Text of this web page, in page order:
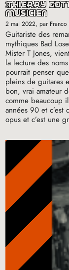
thierry
musicien
2 mai 2022, par
Guitariste des
mythiques Bad
Mister T Jones,
la lecture des
pourrait penser
pleins de guitares
bon, vrai amateur
comme beaucoup
années 90 et
opus et c’est une